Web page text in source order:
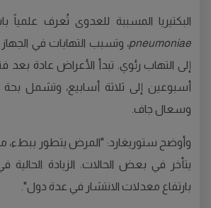
البكتيريا المسببة للعدوى تُعرف علمياً
pneumoniae، وتسبب التهابات في
إلى التهاب رئوي. تبدأ الأعراض عادة بعد
أسبوعين إلى ثلاثة أسابيع، وتشمل
وسعال جاف.
وأوضح ستوريغارد: "المرض يتطور
يتأخر في بعض الحالات. الزيادة الحالية
بارتفاع معدلات الانتشار في عدة دول".